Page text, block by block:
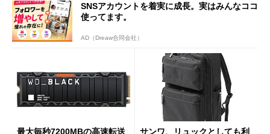
SNSアカウントを着実に成長。実はみんなココ
使ってます。
AD（Dreaw合同会社）
最大毎秒7200MBの高速転送
サンワ、リュックとしても利